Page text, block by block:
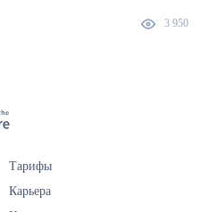
3 950
Тарифы
Карьера